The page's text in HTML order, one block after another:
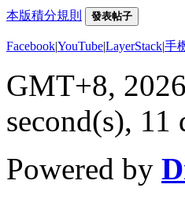
本版積分規則 發表帖子
Facebook|YouTube|LayerStack|手
GMT+8,
second(s), 11
Powered by